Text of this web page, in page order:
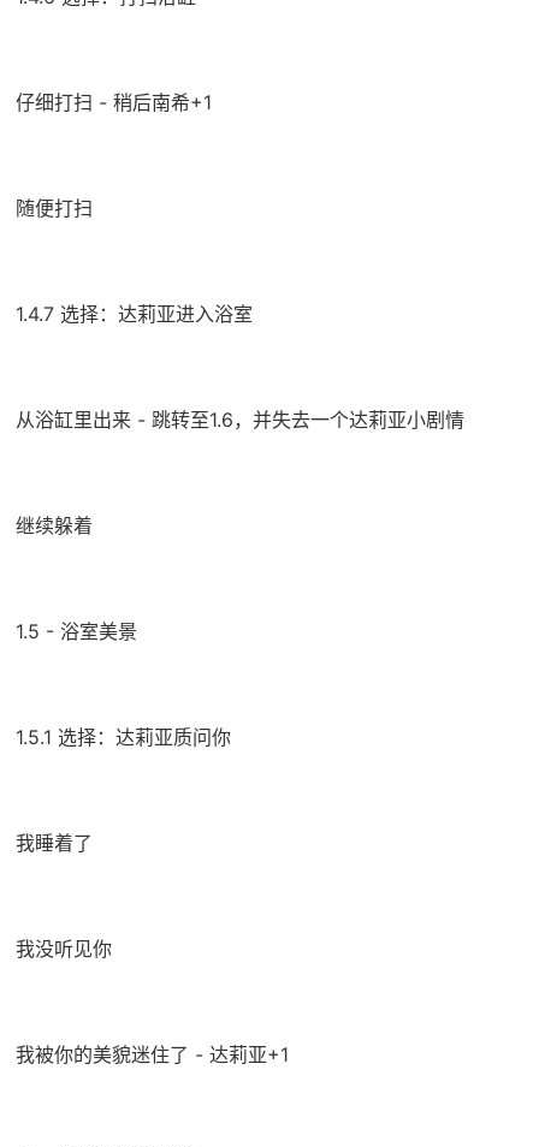
仔细打扫 - 稍后南希+1
随便打扫
1.4.7 选择：达莉亚进入浴室
从浴缸里出来 - 跳转至1.6，并失去一个达莉亚小剧情
继续躲着
1.5 - 浴室美景
1.5.1 选择：达莉亚质问你
我睡着了
我没听见你
我被你的美貌迷住了 - 达莉亚+1